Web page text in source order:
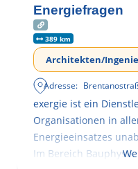
Energiefragen
389 km
Architekten/
Adresse:
exergie ist ein
Organisationen in
Energieeinsatzes
Im Bereich Bauphysik